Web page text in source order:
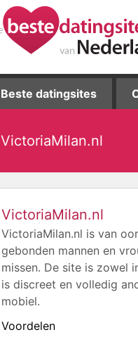
Beste datingsites
VictoriaMilan.nl
VictoriaMilan.nl
VictoriaMilan.nl is van
gebonden mannen en
missen. De site is zowel
is discreet en volledig
mobiel.
Voordelen